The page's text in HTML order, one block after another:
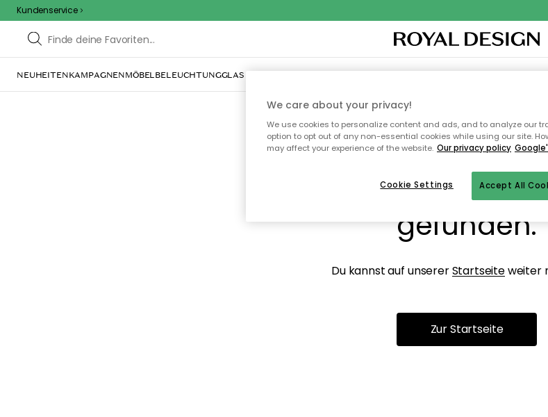
Kundenservice
NEUHEITENKAMPAGNENMÖBELBELEUCHTUNGGLAS & GESCHIRRINNENEINRICHTUNGTEXTILIEN & TEPPICHEKÜCHE
Ooops, die Seite
gefunden.
Du kannst auf unsererStartseiteweiter
Zur Startseite
We care about your privacy!
We use cookies to personalize content and ads, and to analyze our
option to opt out of any non-essential cookies while using our site.
may affect your experience of the website. Our privacy policy
Accept All
Cookie Settings